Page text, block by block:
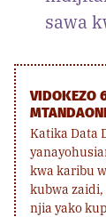
sawa
VIDOKEZO
Katika Data
kwa karibu
kubwa
njia yako